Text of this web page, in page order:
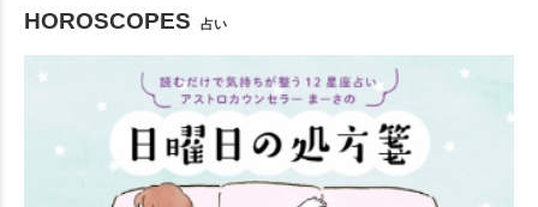
HOROSCOPES 占い